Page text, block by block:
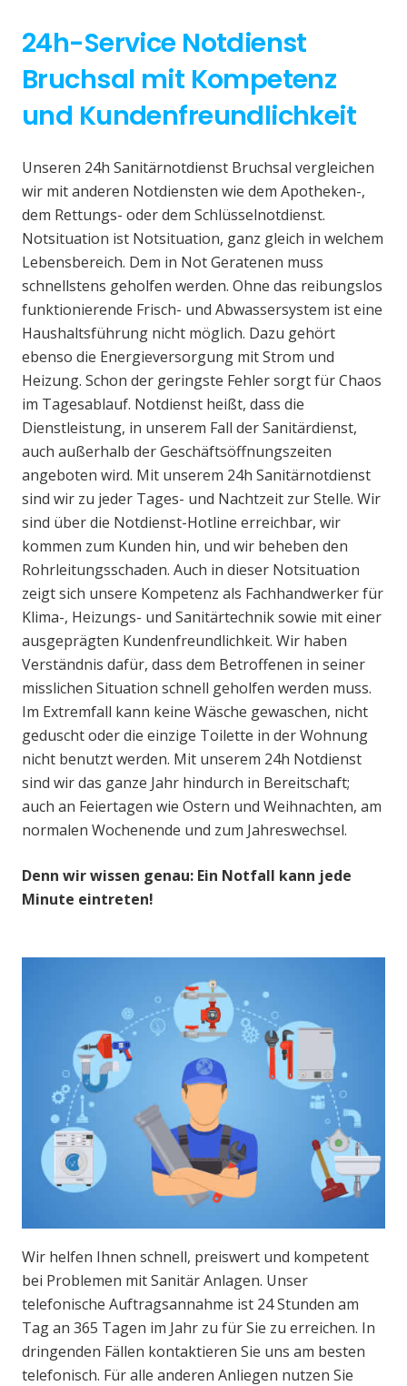
24h-Service Notdienst
Bruchsal mit Kompetenz
und Kundenfreundlichkeit
Unseren 24h Sanitärnotdienst Bruchsal vergleichen
wir mit anderen Notdiensten wie dem Apotheken-,
dem Rettungs- oder dem Schlüsselnotdienst.
Notsituation ist Notsituation, ganz gleich in welchem
Lebensbereich. Dem in Not Geratenen muss
schnellstens geholfen werden. Ohne das reibungslos
funktionierende Frisch- und Abwassersystem ist eine
Haushaltsführung nicht möglich. Dazu gehört
ebenso die Energieversorgung mit Strom und
Heizung. Schon der geringste Fehler sorgt für Chaos
im Tagesablauf. Notdienst heißt, dass die
Dienstleistung, in unserem Fall der Sanitärdienst,
auch außerhalb der Geschäftsöffnungszeiten
angeboten wird. Mit unserem 24h Sanitärnotdienst
sind wir zu jeder Tages- und Nachtzeit zur Stelle. Wir
sind über die Notdienst-Hotline erreichbar, wir
kommen zum Kunden hin, und wir beheben den
Rohrleitungsschaden. Auch in dieser Notsituation
zeigt sich unsere Kompetenz als Fachhandwerker für
Klima-, Heizungs- und Sanitärtechnik sowie mit einer
ausgeprägten Kundenfreundlichkeit. Wir haben
Verständnis dafür, dass dem Betroffenen in seiner
misslichen Situation schnell geholfen werden muss.
Im Extremfall kann keine Wäsche gewaschen, nicht
geduscht oder die einzige Toilette in der Wohnung
nicht benutzt werden. Mit unserem 24h Notdienst
sind wir das ganze Jahr hindurch in Bereitschaft;
auch an Feiertagen wie Ostern und Weihnachten, am
normalen Wochenende und zum Jahreswechsel.
Denn wir wissen genau: Ein Notfall kann jede
Minute eintreten!
Wir helfen Ihnen schnell, preiswert und kompetent
bei Problemen mit Sanitär Anlagen. Unser
telefonische Auftragsannahme ist 24 Stunden am
Tag an 365 Tagen im Jahr zu für Sie zu erreichen. In
dringenden Fällen kontaktieren Sie uns am besten
telefonisch. Für alle anderen Anliegen nutzen Sie